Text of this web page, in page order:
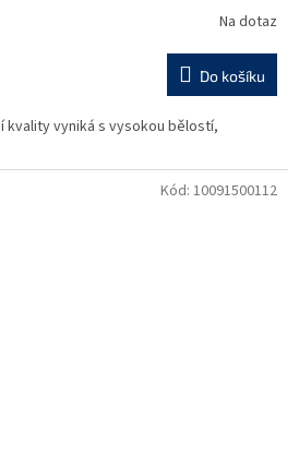
Na dotaz
Do košíku
kvality vyniká s vysokou bělostí,
Kód: 10091500112